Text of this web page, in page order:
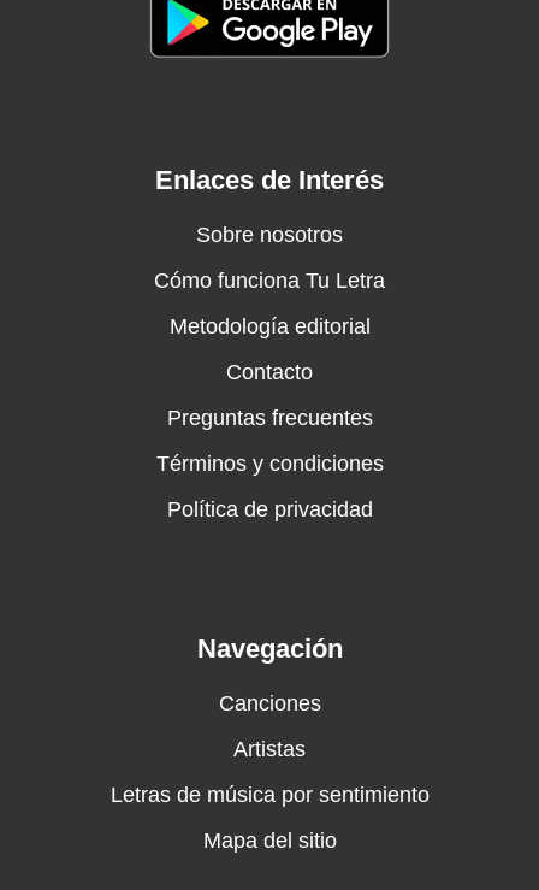
Enlaces de Interés
Sobre nosotros
Cómo funciona Tu Letra
Metodología editorial
Contacto
Preguntas frecuentes
Términos y condiciones
Política de privacidad
Navegación
Canciones
Artistas
Letras de música por sentimiento
Mapa del sitio